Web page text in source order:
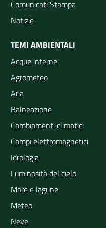
Comunicati Stampa
Notizie
TEMI AMBIENTALI
Acque interne
Agrometeo
Aria
Balneazione
Cambiamenti climatici
Campi elettromagnetici
Idrologia
Luminosità del cielo
Mare e lagune
Meteo
Neve